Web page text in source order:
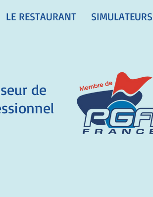
LE RESTAURANT SIMULATEURS
de